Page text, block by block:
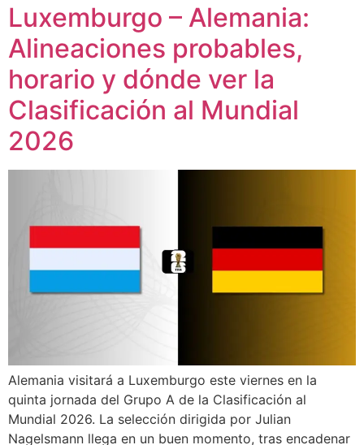
Luxemburgo – Alemania:
Alineaciones probables,
horario y dónde ver la
Clasificación al Mundial
2026
Alemania visitará a Luxemburgo este viernes en la
quinta jornada del Grupo A de la Clasificación al
Mundial 2026. La selección dirigida por Julian
Nagelsmann llega en un buen momento, tras encadenar